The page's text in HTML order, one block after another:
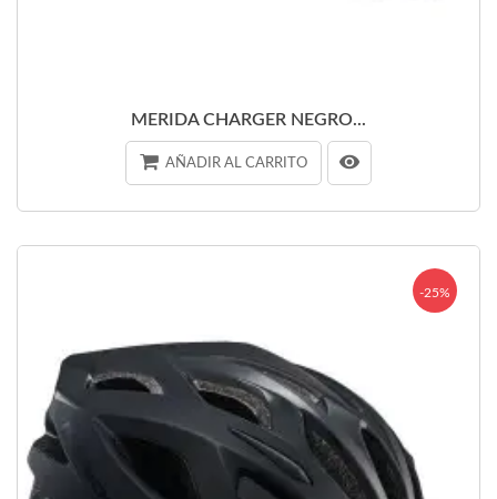
MERIDA CHARGER NEGRO...
AÑADIR AL CARRITO
-25%